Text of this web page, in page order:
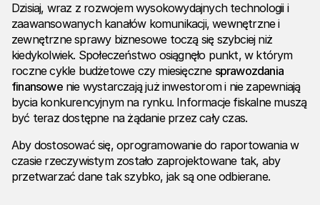
Dzisiaj, wraz z rozwojem wysokowydajnych technologii i
zaawansowanych kanałów komunikacji, wewnętrzne i
zewnętrzne sprawy biznesowe toczą się szybciej niż
kiedykolwiek. Społeczeństwo osiągnęło punkt, w którym
roczne cykle budżetowe czy miesięczne sprawozdania
finansowenie wystarczają już inwestorom i nie zapewniają
bycia konkurencyjnym na rynku. Informacje fiskalne muszą
być teraz dostępne na żądanie przez cały czas.
Aby dostosować się, oprogramowanie do raportowania w
czasie rzeczywistym zostało zaprojektowane tak, aby
przetwarzać dane tak szybko, jak są one odbierane.